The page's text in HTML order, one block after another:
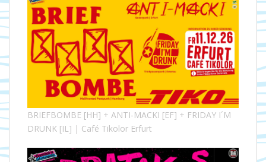
BRIEFBOMBE [HH] + ANTI-MACKI [EF] + FRIDAY I´M
DRUNK [IL] | Café Tikolor Erfurt